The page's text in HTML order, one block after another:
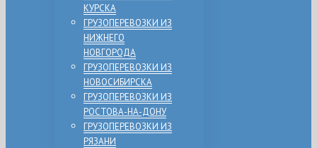
КУРСКА
ГРУЗОПЕРЕВОЗКИ ИЗ
НИЖНЕГО
НОВГОРОДА
ГРУЗОПЕРЕВОЗКИ ИЗ
НОВОСИБИРСКА
ГРУЗОПЕРЕВОЗКИ ИЗ
РОСТОВА-НА-ДОНУ
ГРУЗОПЕРЕВОЗКИ ИЗ
РЯЗАНИ